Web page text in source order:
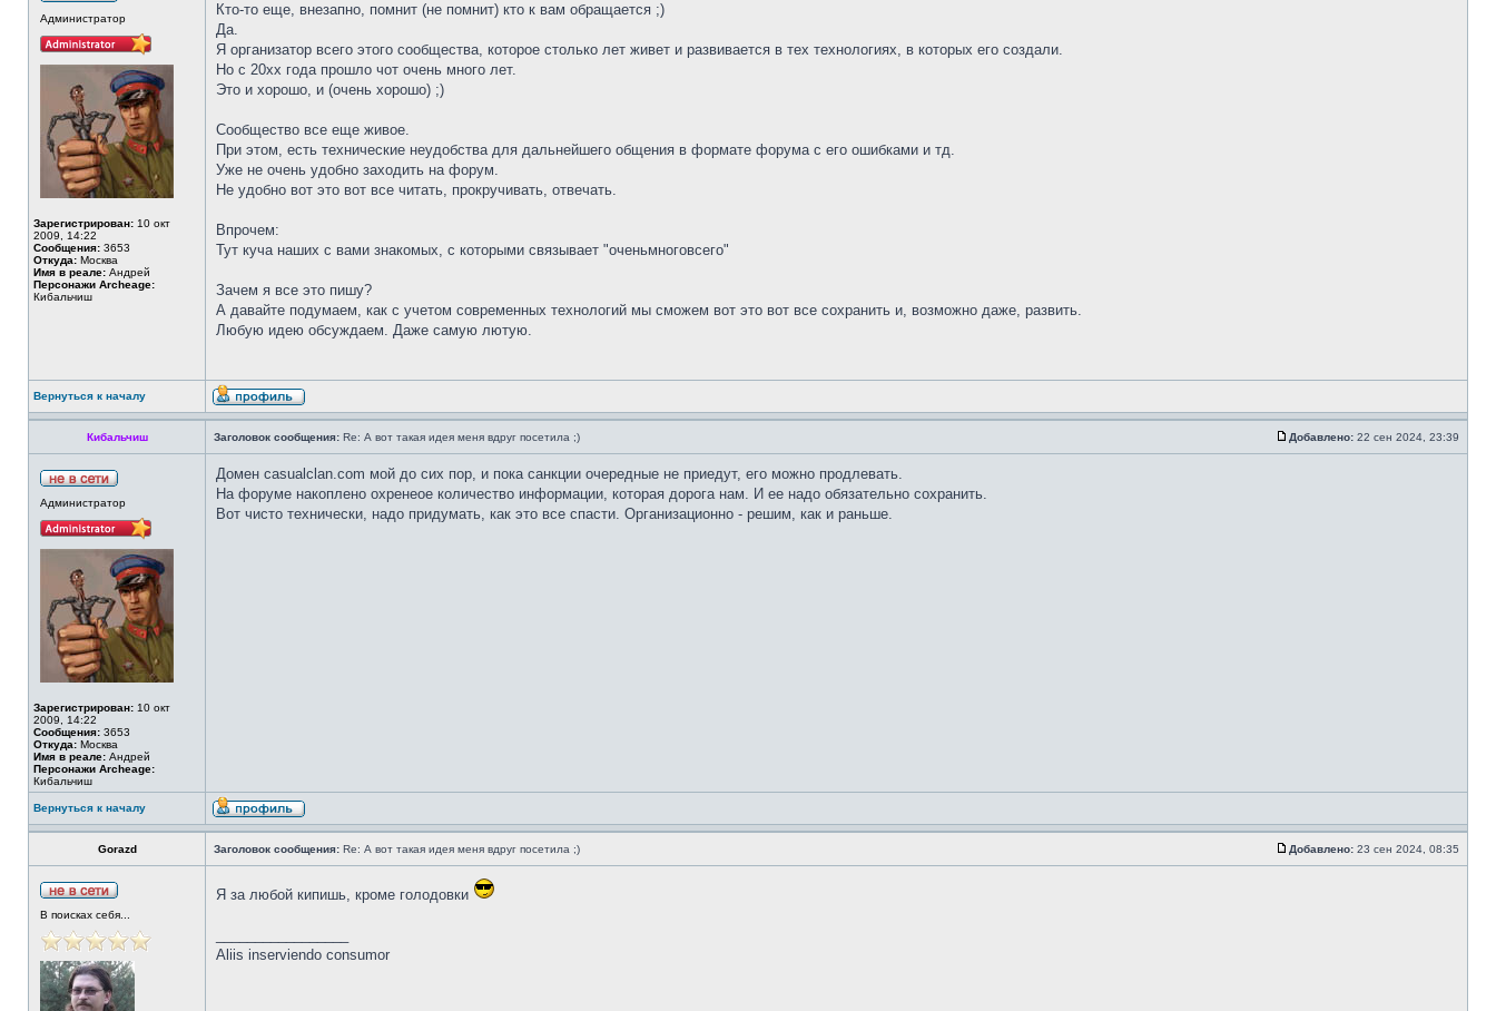
Администратор
Зарегистрирован: 10 окт
2009, 14:22
Сообщения: 3653
Откуда: Москва
Имя в реале: Андрей
Персонажи Archeage:
Кибальчиш
Кто-то еще, внезапно, помнит (не помнит) кто к вам обращается ;)
Да.
Я организатор всего этого сообщества, которое столько лет живет и развивается в тех технологиях, в которых его создали.
Но с 20хх года прошло чот очень много лет.
Это и хорошо, и (очень хорошо) ;)
Сообщество все еще живое.
При этом, есть технические неудобства для дальнейшего общения в формате форума с его ошибками и тд.
Уже не очень удобно заходить на форум.
Не удобно вот это вот все читать, прокручивать, отвечать.
Впрочем:
Тут куча наших с вами знакомых, с которыми связывает "оченьмноговсего"
Зачем я все это пишу?
А давайте подумаем, как с учетом современных технологий мы сможем вот это вот все сохранить и, возможно даже, развить.
Любую идею обсуждаем. Даже самую лютую.
Вернуться к началу
Кибальчиш Заголовок сообщения: Re: А вот такая идея меня вдруг посетила ;) Добавлено: 22 сен 2024, 23:39
Администратор
Зарегистрирован: 10 окт
2009, 14:22
Сообщения: 3653
Откуда: Москва
Имя в реале: Андрей
Персонажи Archeage:
Кибальчиш
Домен casualclan.com мой до сих пор, и пока санкции очередные не приедут, его можно продлевать.
На форуме накоплено охренеое количество информации, которая дорога нам. И ее надо обязательно сохранить.
Вот чисто технически, надо придумать, как это все спасти. Организационно - решим, как и раньше.
Вернуться к началу
Gorazd Заголовок сообщения: Re: А вот такая идея меня вдруг посетила ;) Добавлено: 23 сен 2024, 08:35
В поисках себя...
Я за любой кипишь, кроме голодовки
Aliis inserviendo consumor